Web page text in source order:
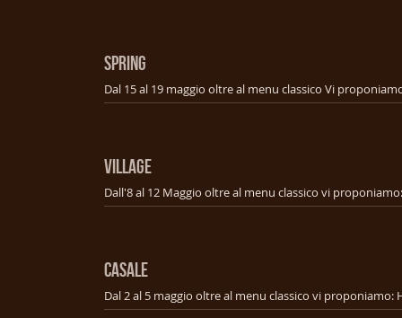
SPRING
VILLAGE
CASALE